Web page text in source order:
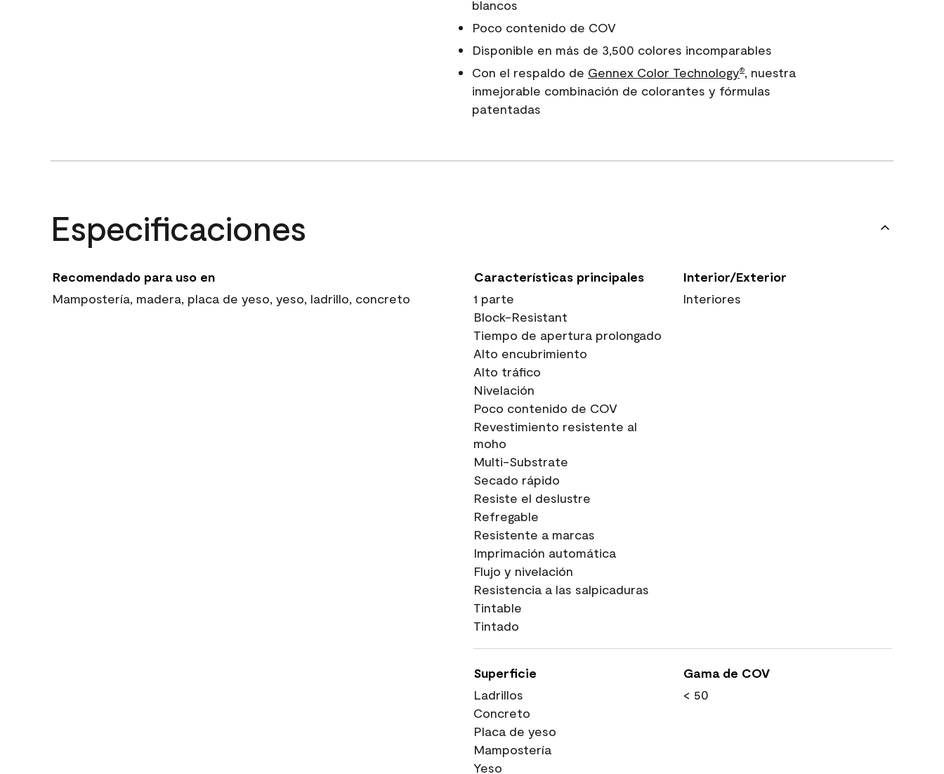
blancos
Poco contenido de COV
Disponible en más de 3,500 colores incomparables
Con el respaldo de Gennex Color Technology®, nuestra
inmejorable combinación de colorantes y fórmulas
patentadas
Especificaciones
Recomendado para uso en
Mampostería, madera, placa de yeso, yeso, ladrillo, concreto
Características principales
1 parte
Block-Resistant
Tiempo de apertura prolongado
Alto encubrimiento
Alto tráfico
Nivelación
Poco contenido de COV
Revestimiento resistente al
moho
Multi-Substrate
Secado rápido
Resiste el deslustre
Refregable
Resistente a marcas
Imprimación automática
Flujo y nivelación
Resistencia a las salpicaduras
Tintable
Tintado
Interior/Exterior
Interiores
Superficie
Ladrillos
Concreto
Placa de yeso
Mampostería
Yeso
Gama de COV
< 50